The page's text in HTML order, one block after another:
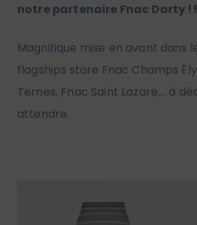
notre partenaire Fnac Darty
Magnifique mise en avant dans
flagships store Fnac Champs
Ternes, Fnac Saint Lazare,… à
attendre.